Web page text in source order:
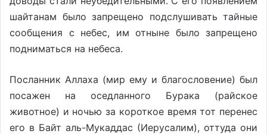
шайтанам было запрещено подслушивать тайные
сообщения с небес, им отныне было запрещено
подниматься на небеса.
Посланник Аллаха (мир ему и благословение) был
посажен на оседланного Бурака (райское
животное) и ночью за короткое время тот перенес
его в Байт аль-Мукаддас (Иерусалим), оттуда они